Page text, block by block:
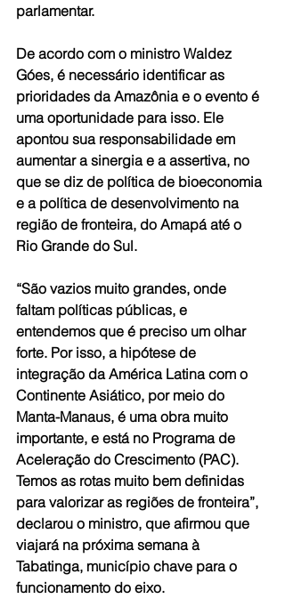
parlamentar.
De acordo com o ministro Waldez
Góes, é necessário identificar as
prioridades da Amazônia e o evento é
uma oportunidade para isso. Ele
apontou sua responsabilidade em
aumentar a sinergia e a assertiva, no
que se diz de política de bioeconomia
e a política de desenvolvimento na
região de fronteira, do Amapá até o
Rio Grande do Sul.
“São vazios muito grandes, onde
faltam políticas públicas, e
entendemos que é preciso um olhar
forte. Por isso, a hipótese de
integração da América Latina com o
Continente Asiático, por meio do
Manta-Manaus, é uma obra muito
importante, e está no Programa de
Aceleração do Crescimento (PAC).
Temos as rotas muito bem definidas
para valorizar as regiões de fronteira”,
declarou o ministro, que afirmou que
viajará na próxima semana à
Tabatinga, município chave para o
funcionamento do eixo.